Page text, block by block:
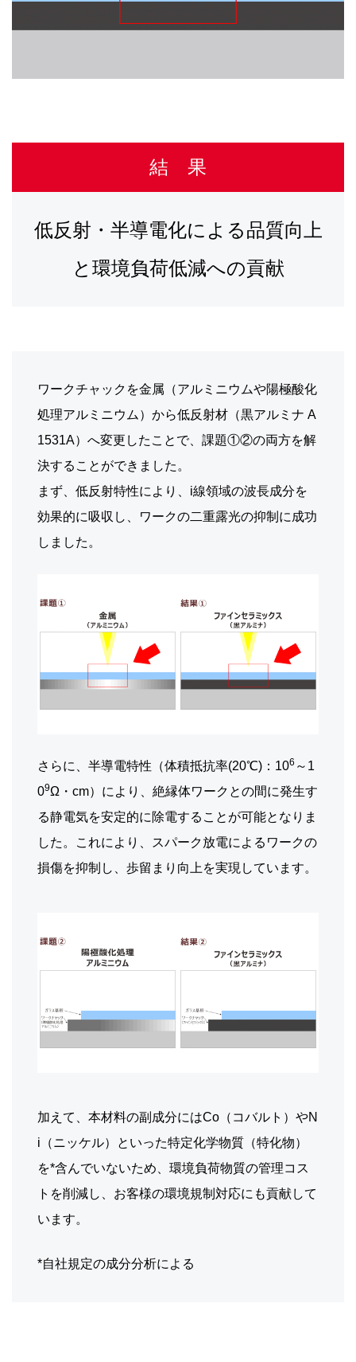
結 果
低反射・半導電化による品質向上
と環境負荷低減への貢献
ワークチャックを金属（アルミニウムや陽極酸化
処理アルミニウム）から低反射材（黒アルミナ A
1531A）へ変更したことで、課題①②の両方を解
決することができました。
まず、低反射特性により、i線領域の波長成分を
効果的に吸収し、ワークの二重露光の抑制に成功
しました。
さらに、半導電特性（体積抵抗率(20℃)：106 ～1
09Ω・cm）により、絶縁体ワークとの間に発生す
る静電気を安定的に除電することが可能となりま
した。これにより、スパーク放電によるワークの
損傷を抑制し、歩留まり向上を実現しています。
加えて、本材料の副成分にはCo（コバルト）やN
i（ニッケル）といった特定化学物質（特化物）
を*含んでいないため、環境負荷物質の管理コス
トを削減し、お客様の環境規制対応にも貢献して
います。
*自社規定の成分分析による